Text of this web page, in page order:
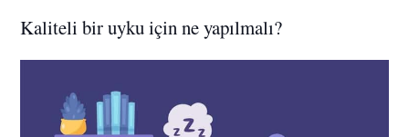
Kaliteli bir uyku için ne yapılmalı?